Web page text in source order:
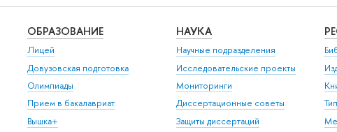
ОБРАЗОВАНИЕ
Лицей
Довузовская подготовка
Олимпиады
Прием в бакалавриат
Вышка+
НАУКА
Научные подразделения
Исследовательские проекты
Мониторинги
Диссертационные советы
Защиты диссертаций